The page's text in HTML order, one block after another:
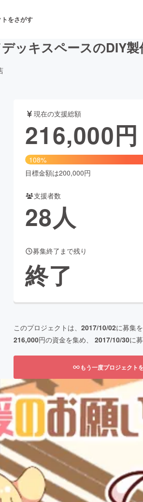
をさがす
パフォーマンス
・飲食店 ファッショ
ティー・ヘルスケア
ティ
ッキスペースのDIY製
現在の支援総額
216,000円
108%
目標金額は200,000円
支援者数
28人
募集終了まで残り
終了
このプロジェクトは、 2017/10/02に募集
216,000円の資金を集め、 2017/10/30に
もう一度プロジェクト